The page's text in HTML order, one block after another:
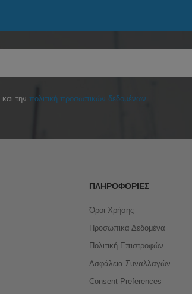
και τηνπολιτική προσωπικών δεδομένων
ΠΛΗΡΟΦΟΡΊΕΣ
Όροι Χρήσης
Προσωπικά Δεδομένα
Πολιτική Επιστροφών
Ασφάλεια Συναλλαγών
Consent Preferences